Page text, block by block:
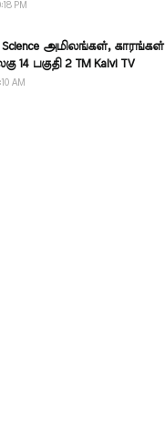
PM
Science அமிலங்கள், காரங்கள்
14 பகுதி 2 TM Kalvi TV
AM